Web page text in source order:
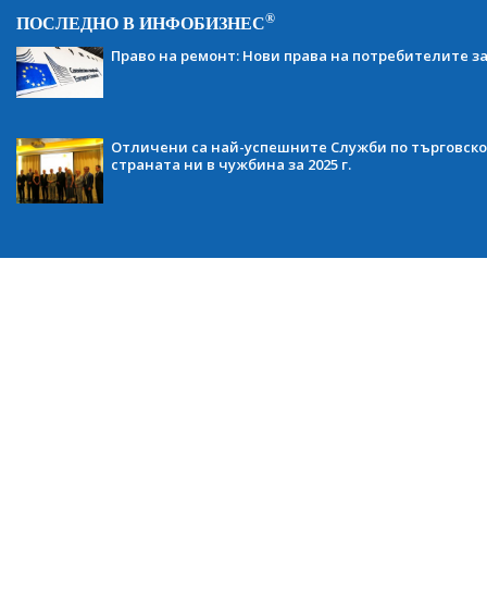
ПОСЛЕДНО В ИНФОБИЗНЕС®
Право на ремонт: Нови права на потребителите
Отличени са най-успешните Служби по
страната ни в чужбина за 2025 г.